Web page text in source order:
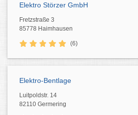
Elektro Störzer GmbH
Fretzstraße 3
85778 Haimhausen
(6)
Elektro-Bentlage
Luitpoldstr. 14
82110 Germering